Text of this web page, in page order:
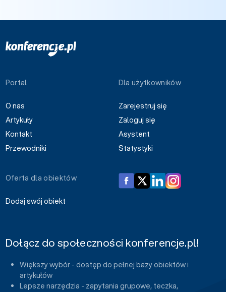
Portal
O nas
Artykuły
Kontakt
Przewodniki
Dla użytkowników
Zarejestruj się
Zaloguj się
Asystent
Statystyki
Oferta dla obiektów
Dodaj swój obiekt
Dołącz do społeczności konferencje.pl!
Większy wybór - dostęp do pełnej bazy obiektów i
artykułów
Lepsze narzędzia - zapytania grupowe, teczka,